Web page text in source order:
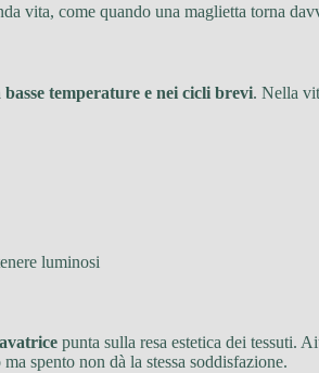
vita, come quando una maglietta torna
basse temperature e nei cicli brevi. Nella
luminosi
punta sulla resa estetica dei tessuti.
spento non dà la stessa soddisfazione.